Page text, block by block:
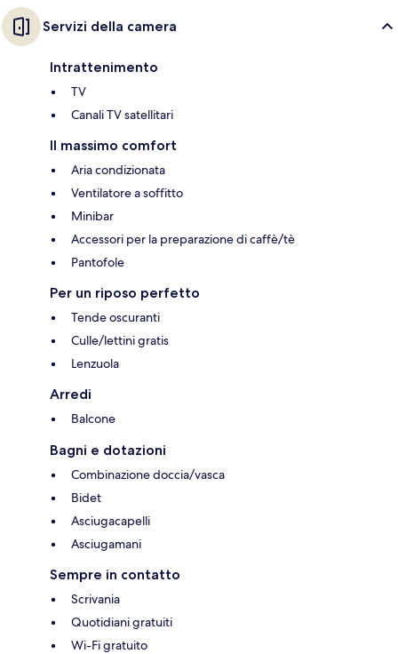
Servizi della camera
Intrattenimento
TV
Canali TV satellitari
Il massimo comfort
Aria condizionata
Ventilatore a soffitto
Minibar
Accessori per la preparazione di caffè/tè
Pantofole
Per un riposo perfetto
Tende oscuranti
Culle/lettini gratis
Lenzuola
Arredi
Balcone
Bagni e dotazioni
Combinazione doccia/vasca
Bidet
Asciugacapelli
Asciugamani
Sempre in contatto
Scrivania
Quotidiani gratuiti
Wi-Fi gratuito